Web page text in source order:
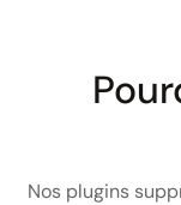
Nos plugins